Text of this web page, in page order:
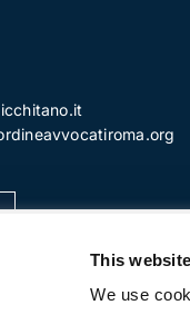
This
We use
per migliorare la tua